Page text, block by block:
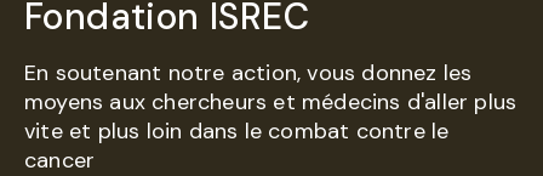
Fondation ISREC
En soutenant notre action, vous donnez les
moyens aux chercheurs et médecins d'aller plus
vite et plus loin dans le combat contre le
cancer